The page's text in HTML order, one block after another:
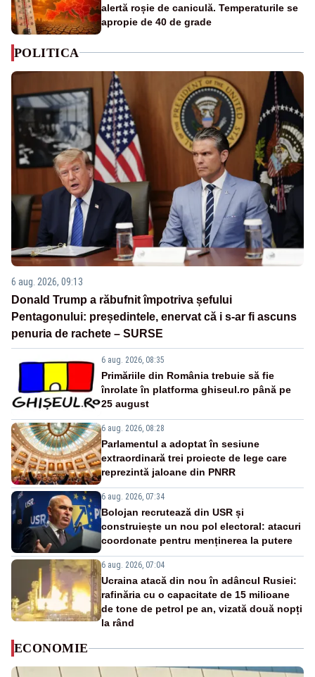
alertă roșie de caniculă. Temperaturile se
apropie de 40 de grade
POLITICA
6 aug. 2026, 09:13
Donald Trump a răbufnit împotriva șefului
Pentagonului: președintele, enervat că i s-ar fi ascuns
penuria de rachete – SURSE
6 aug. 2026, 08:35
Primăriile din România trebuie să fie
înrolate în platforma ghiseul.ro până pe
25 august
6 aug. 2026, 08:28
Parlamentul a adoptat în sesiune
extraordinară trei proiecte de lege care
reprezintă jaloane din PNRR
6 aug. 2026, 07:34
Bolojan recrutează din USR și
construiește un nou pol electoral: atacuri
coordonate pentru menținerea la putere
6 aug. 2026, 07:04
Ucraina atacă din nou în adâncul Rusiei:
rafinăria cu o capacitate de 15 milioane
de tone de petrol pe an, vizată două nopți
la rând
ECONOMIE